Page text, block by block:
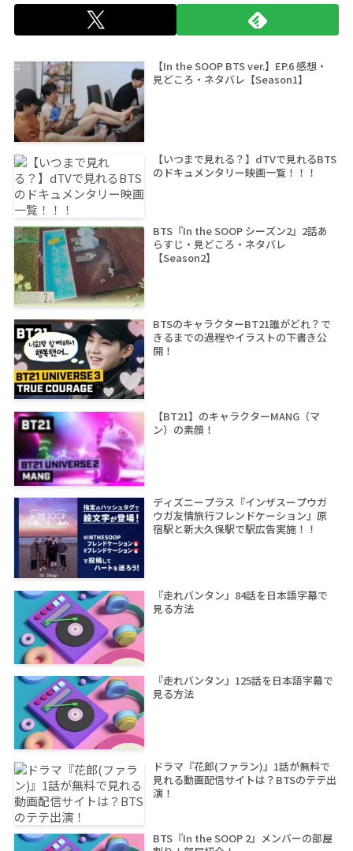
【In the SOOP BTS ver.】EP.6 感想・
見どころ・ネタバレ【Season1】
【いつまで見れる？】dTVで見れるBTS
のドキュメンタリー映画一覧！！！
BTS『In the SOOP シーズン2』2話あ
らすじ・見どころ・ネタバレ
【Season2】
BTSのキャラクターBT21誰がどれ？で
きるまでの過程やイラストの下書き公
開！
【BT21】のキャラクターMANG（マ
ン）の素顔！
ディズニープラス『インザスープウガ
ウガ友情旅行フレンドケーション』原
宿駅と新大久保駅で駅広告実施！！
『走れバンタン』84話を日本語字幕で
見る方法
『走れバンタン』125話を日本語字幕で
見る方法
ドラマ『花郎(ファラン)』1話が無料で
見れる動画配信サイトは？BTSのテテ出
演！
BTS『In the SOOP 2』メンバーの部屋